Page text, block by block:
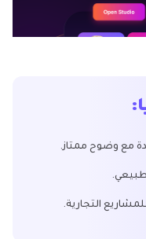
مع وضوح ممتاز.
التجارية.